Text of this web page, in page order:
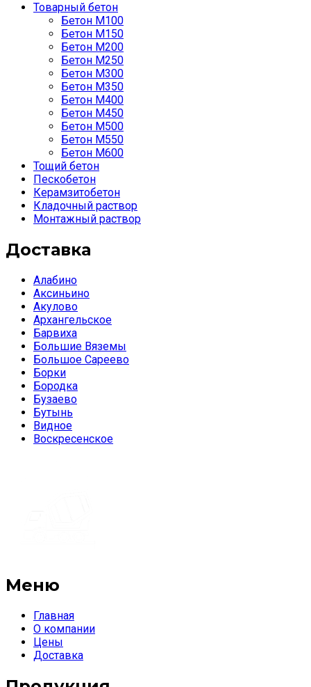
Товарный бетон
Бетон М100
Бетон М150
Бетон М200
Бетон М250
Бетон М300
Бетон М350
Бетон М400
Бетон М450
Бетон М500
Бетон М550
Бетон М600
Тощий бетон
Пескобетон
Керамзитобетон
Кладочный раствор
Монтажный раствор
Доставка
Алабино
Аксиньино
Акулово
Архангельское
Барвиха
Большие Вяземы
Большое Сареево
Борки
Бородка
Бузаево
Бутынь
Видное
Воскресенское
Меню
Главная
О компании
Цены
Доставка